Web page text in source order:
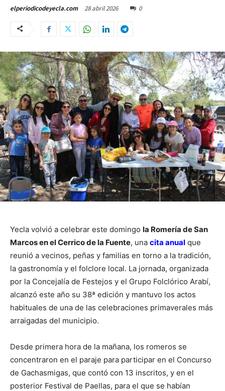
elperiodicodeyecla.com 28 abril 2026 0
Yecla volvió a celebrar este domingo la Romería de San
Marcos en el Cerrico de la Fuente, una cita anual que
reunió a vecinos, peñas y familias en torno a la tradición,
la gastronomía y el folclore local. La jornada, organizada
por la Concejalía de Festejos y el Grupo Folclórico Arabí,
alcanzó este año su 38ª edición y mantuvo los actos
habituales de una de las celebraciones primaverales más
arraigadas del municipio.
Desde primera hora de la mañana, los romeros se
concentraron en el paraje para participar en el Concurso
de Gachasmigas, que contó con 13 inscritos, y en el
posterior Festival de Paellas, para el que se habían